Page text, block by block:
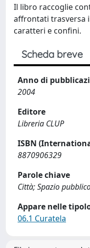
Il libro raccoglie
affrontati trasversa
caratteri e confini.
Scheda breve
Anno di
2004
Editore
Libreria CLUP
ISBN
8870906329
Parole chiave
Città; Spazio
Appare nelle
06.1 Curatela